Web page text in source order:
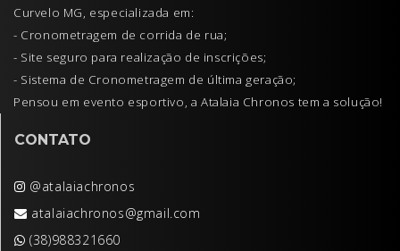
Curvelo MG, especializada em:
- Cronometragem de corrida de rua;
- Site seguro para realização de inscrições;
- Sistema de Cronometragem de última geração;
Pensou em evento esportivo, a Atalaia Chronos tem a solução!
CONTATO
@atalaiachronos
atalaiachronos@gmail.com
(38)988321660